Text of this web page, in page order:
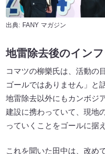
出典: FANY マガジン
地雷除去後のイン
コマツの柳樂氏は、活動の
ゴールではありません」と
地雷除去以外にもカンボジ
建設に携わっていて、現地
っていくことをゴールに据
これを聞いた田中は、改め